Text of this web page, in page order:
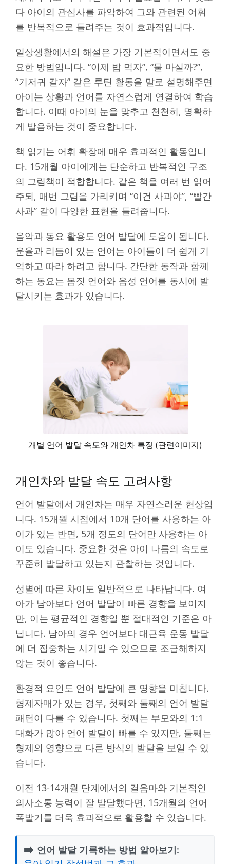
다 아이의 관심사를 파악하여 그와 관련된 어휘
를 반복적으로 들려주는 것이 효과적입니다.
일상생활에서의 해설은 가장 기본적이면서도 중
요한 방법입니다. “이제 밥 먹자”, “물 마실까?”,
“기저귀 갈자” 같은 루틴 활동을 말로 설명해주면
아이는 상황과 언어를 자연스럽게 연결하여 학습
합니다. 이때 아이의 눈을 맞추고 천천히, 명확하
게 발음하는 것이 중요합니다.
책 읽기는 어휘 확장에 매우 효과적인 활동입니
다. 15개월 아이에게는 단순하고 반복적인 구조
의 그림책이 적합합니다. 같은 책을 여러 번 읽어
주되, 매번 그림을 가리키며 “이건 사과야”, “빨간
사과” 같이 다양한 표현을 들려줍니다.
음악과 동요 활용도 언어 발달에 도움이 됩니다.
운율과 리듬이 있는 언어는 아이들이 더 쉽게 기
억하고 따라 하려고 합니다. 간단한 동작과 함께
하는 동요는 몸짓 언어와 음성 언어를 동시에 발
달시키는 효과가 있습니다.
개별 언어 발달 속도와 개인차 특징 (관련이미지)
개인차와 발달 속도 고려사항
언어 발달에서 개인차는 매우 자연스러운 현상입
니다. 15개월 시점에서 10개 단어를 사용하는 아
이가 있는 반면, 5개 정도의 단어만 사용하는 아
이도 있습니다. 중요한 것은 아이 나름의 속도로
꾸준히 발달하고 있는지 관찰하는 것입니다.
성별에 따른 차이도 일반적으로 나타납니다. 여
아가 남아보다 언어 발달이 빠른 경향을 보이지
만, 이는 평균적인 경향일 뿐 절대적인 기준은 아
닙니다. 남아의 경우 언어보다 대근육 운동 발달
에 더 집중하는 시기일 수 있으므로 조급해하지
않는 것이 좋습니다.
환경적 요인도 언어 발달에 큰 영향을 미칩니다.
형제자매가 있는 경우, 첫째와 둘째의 언어 발달
패턴이 다를 수 있습니다. 첫째는 부모와의 1:1
대화가 많아 언어 발달이 빠를 수 있지만, 둘째는
형제의 영향으로 다른 방식의 발달을 보일 수 있
습니다.
이전 13-14개월 단계에서의 걸음마와 기본적인
의사소통 능력이 잘 발달했다면, 15개월의 언어
폭발기를 더욱 효과적으로 활용할 수 있습니다.
➡️ 언어 발달 기록하는 방법 알아보기: